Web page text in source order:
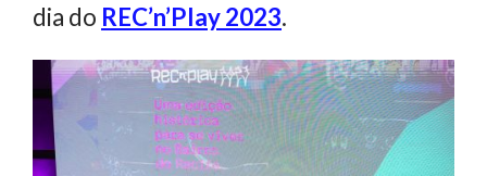
dia do REC’n’Play 2023.